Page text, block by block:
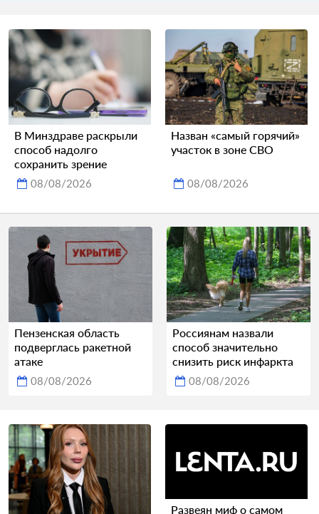
В Минздраве раскрыли
способ надолго
сохранить зрение
08/08/2026
Назван «самый горячий»
участок в зоне СВО
08/08/2026
Пензенская область
подверглась ракетной
атаке
08/08/2026
Россиянам назвали
способ значительно
снизить риск инфаркта
08/08/2026
Развеян миф о самом